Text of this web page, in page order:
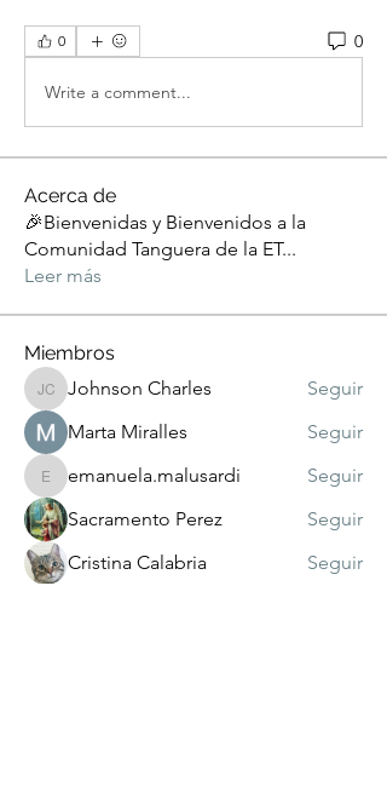
0 0
Write a comment...
Acerca de
🎉Bienvenidas y Bienvenidos a la
Comunidad Tanguera de la ET...
Leer más
Miembros
Johnson Charles
Johnson Charles
Seguir
Marta Miralles
Seguir
emanuela.malusardi
emanuela.malusardi
Seguir
Sacramento Perez
Seguir
Cristina Calabria
Seguir